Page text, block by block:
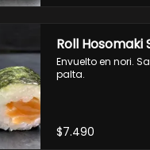
Roll Hosomaki
Envuelto en nori.
palta.
$7.490